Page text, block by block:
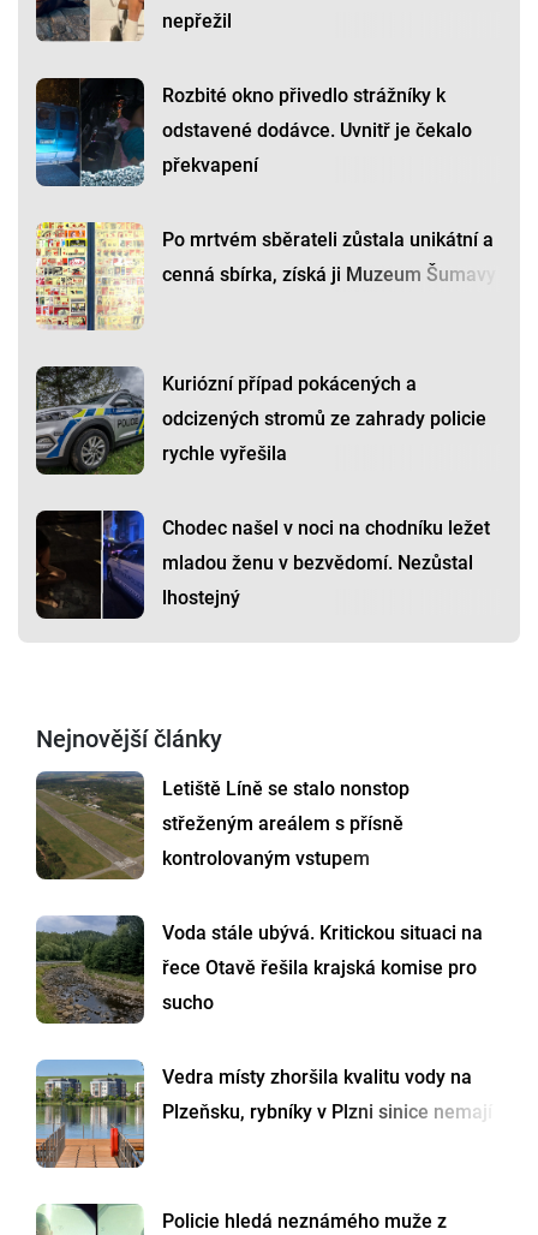
nepřežil
Rozbité okno přivedlo strážníky k
odstavené dodávce. Uvnitř je čekalo
překvapení
Po mrtvém sběrateli zůstala unikátní a
cenná sbírka, získá ji Muzeum Šumavy
Kuriózní případ pokácených a
odcizených stromů ze zahrady policie
rychle vyřešila
Chodec našel v noci na chodníku ležet
mladou ženu v bezvědomí. Nezůstal
lhostejný
Nejnovější články
Letiště Líně se stalo nonstop
střeženým areálem s přísně
kontrolovaným vstupem
Voda stále ubývá. Kritickou situaci na
řece Otavě řešila krajská komise pro
sucho
Vedra místy zhoršila kvalitu vody na
Plzeňsku, rybníky v Plzni sinice nemají
Policie hledá neznámého muže z